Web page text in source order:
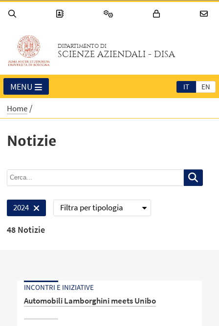
DIPARTIMENTO DI
SCIENZE AZIENDALI - DISA
IT EN
MENU
Home
Notizie
2024 Filtra per tipologia
48 Notizie
INCONTRI E INIZIATIVE
Automobili Lamborghini meets Unibo